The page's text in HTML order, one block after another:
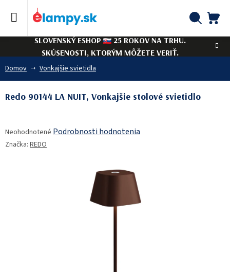
SLOVENSKÝ ESHOP
25 ROKOV NA TRHU.
SKÚSENOSTI, KTORÝM MÔŽETE VERIŤ.
Domov Vonkajšie svietidla
Redo 90144 LA NUIT, Vonkajšie stolové svietidlo
hodnotenie
produktu
Neohodnotené Podrobnosti hodnotenia
Značka: REDO